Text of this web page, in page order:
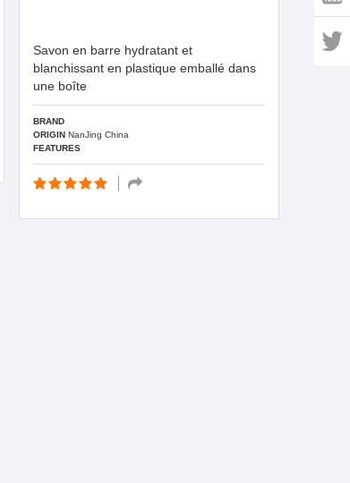
Savon en barre hydratant et
blanchissant en plastique emballé dans
une boîte
BRAND
ORIGIN NanJing China
FEATURES